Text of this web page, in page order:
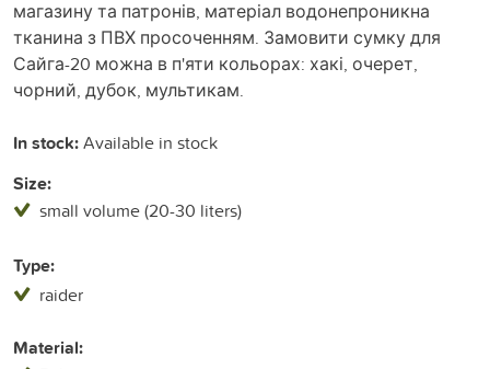
магазину та патронів, матеріал водонепроникна
тканина з ПВХ просоченням. Замовити сумку для
Сайга-20 можна в п'яти кольорах: хакі, очерет,
чорний, дубок, мультикам.
In stock:Available in stock
Size:
small volume (20-30 liters)
Type:
raider
Material: